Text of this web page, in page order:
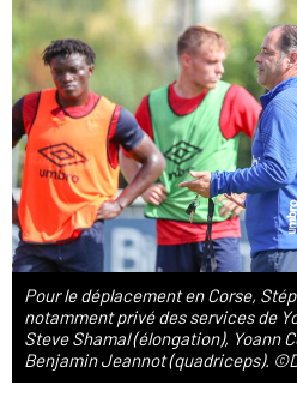
Pour le déplacement en Corse,
notamment privé des services de
Steve Shamal (élongation), Yoann
Benjamin Jeannot (quadriceps).